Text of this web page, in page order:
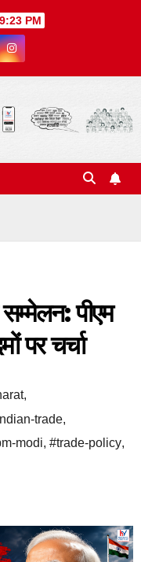
PM
सम्मेलन: पीएम
पर चर्चा
,
trade,
modi, #trade-policy,